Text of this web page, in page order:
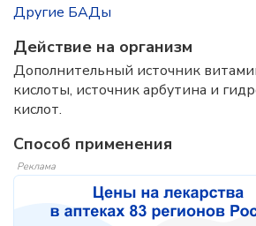
Другие БАДы
Действие на организм
Дополнительный источник
кислоты, источник арбутина и
кислот.
Способ применения
Реклама